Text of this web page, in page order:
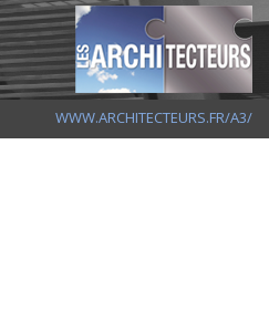
WWW.ARCHITECTEURS.FR/A3/